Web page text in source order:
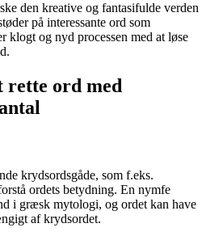
den kreative og fantasifulde verden
på interessante ord som
og nyd processen med at løse
rette ord med
krydsordsgåde, som f.eks.
ordets betydning. En nymfe
i græsk mytologi, og ordet kan have
af krydsordet.